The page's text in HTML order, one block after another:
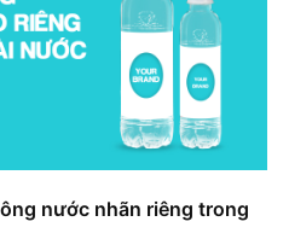
LỚN: KHI THƯƠNG
SỬ DỤNG NƯỚC
Nước Uống Đóng Chai
Gắn Liền Với Sự Sang
Thành Công Với
nước nhãn riêng trong